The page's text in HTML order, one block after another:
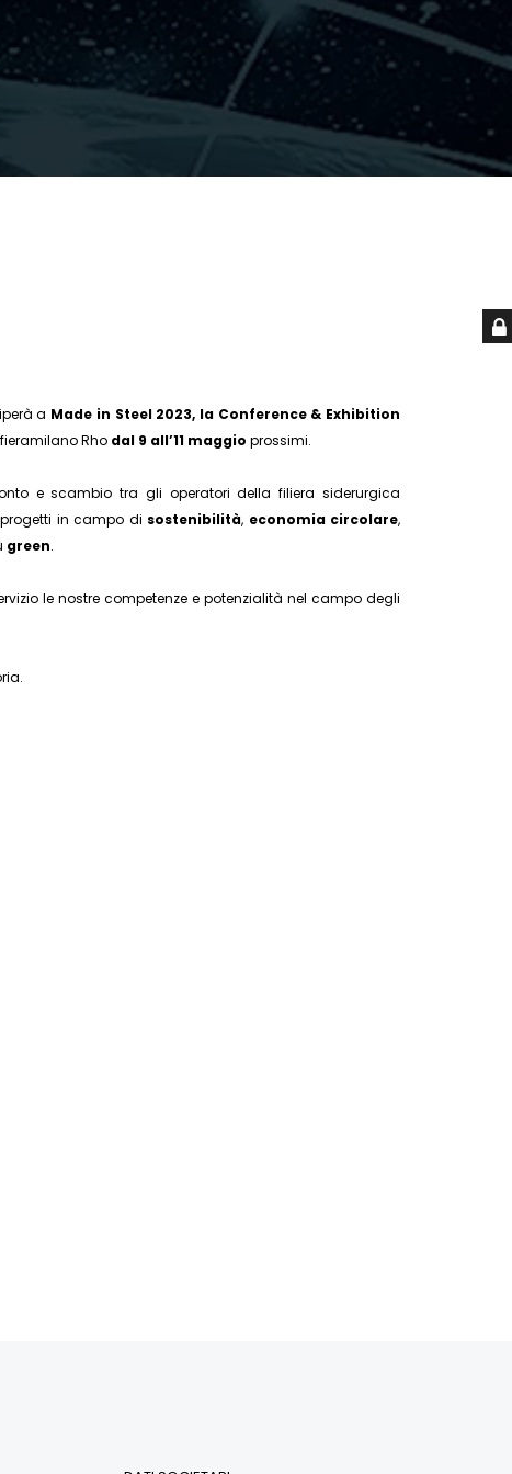
a Made in Steel 2023, la Conference & Exhibition
Rho dal 9 all’11 maggio prossimi.
e scambio tra gli operatori della filiera siderurgica
progetti in campo di sostenibilità, economia circolare,
green.
le nostre competenze e potenzialità nel campo degli